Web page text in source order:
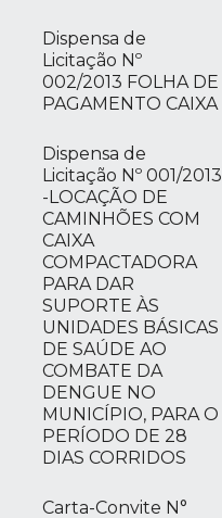
Dispensa de
Licitação Nº
002/2013 FOLHA DE
PAGAMENTO CAIXA
Dispensa de
Licitação Nº 001/2013
-LOCAÇÃO DE
CAMINHÕES COM
CAIXA
COMPACTADORA
PARA DAR
SUPORTE ÀS
UNIDADES BÁSICAS
DE SAÚDE AO
COMBATE DA
DENGUE NO
MUNICÍPIO, PARA O
PERÍODO DE 28
DIAS CORRIDOS
Carta-Convite N°